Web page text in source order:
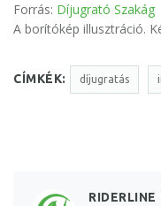
Forrás: Díjugrató Szakág
A borítókép illusztráció.
CÍMKÉK: díjugratás